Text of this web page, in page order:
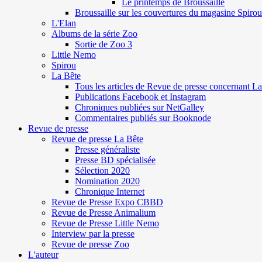
Broussaille sur les couvertures du magasine Spirou
L'Elan
Albums de la série Zoo
Sortie de Zoo 3
Little Nemo
Spirou
La Bête
Tous les articles de Revue de presse concernant
Publications Facebook et Instagram
Chroniques publiées sur NetGalley
Commentaires publiés sur Booknode
Revue de presse
Revue de presse La Bête
Presse généraliste
Presse BD spécialisée
Sélection 2020
Nomination 2020
Chronique Internet
Revue de Presse Expo CBBD
Revue de Presse Animalium
Revue de Presse Little Nemo
Interview par la presse
Revue de presse Zoo
L'auteur